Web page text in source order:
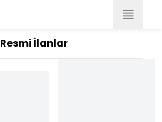
Resmi İlanlar